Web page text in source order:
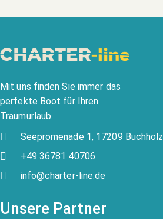
Mit uns finden Sie immer das
perfekte Boot für Ihren
Traumurlaub.
Seepromenade 1, 17209 Buchholz
+49 36781 40706
info@charter-line.de
Unsere Partner